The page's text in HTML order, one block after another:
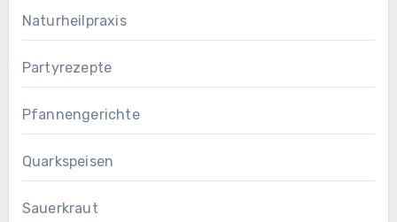
Naturheilpraxis
Partyrezepte
Pfannengerichte
Quarkspeisen
Sauerkraut